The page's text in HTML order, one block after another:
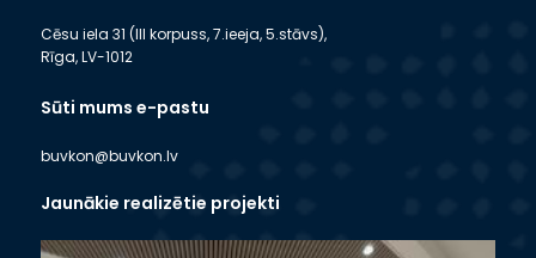
Cēsu iela 31 (III korpuss, 7.ieeja, 5.stāvs),
Rīga, LV-1012
Sūti mums e-pastu
buvkon@buvkon.lv
Jaunākie realizētie projekti